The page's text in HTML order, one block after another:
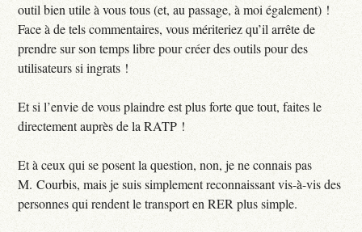
outil bien utile à vous tous (et, au passage, à moi également) !
Face à de tels commentaires, vous mériteriez qu’il arrête de
prendre sur son temps libre pour créer des outils pour des
utilisateurs si ingrats !
Et si l’envie de vous plaindre est plus forte que tout, faites le
directement auprès de la RATP !
Et à ceux qui se posent la question, non, je ne connais pas
M. Courbis, mais je suis simplement reconnaissant vis-à-vis des
personnes qui rendent le transport en RER plus simple.